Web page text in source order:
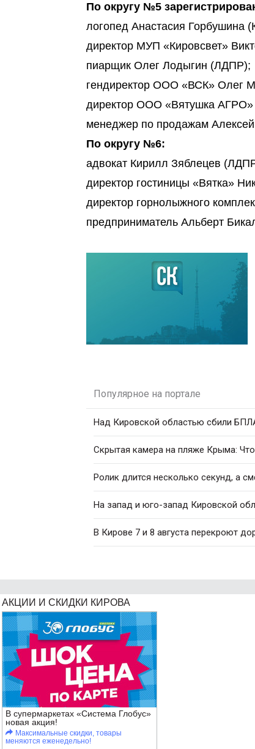
По округу №5
логопед Анастасия Горбушина
директор МУП «Кировсвет»
пиарщик Олег Лодыгин (ЛДПР);
гендиректор ООО «ВСК» Олег
директор ООО «Вятушка
менеджер по продажам
По округу №6:
адвокат Кирилл Зяблецев
директор гостиницы «Вятка»
директор горнолыжного
предприниматель Альберт
Популярное на портале
Над Кировской областью сбили
Скрытая камера на пляже Крыма:
Ролик длится несколько секунд, а
На запад и юго-запад Кировской
В Кирове 7 и 8 августа перекроют
АКЦИИ И СКИДКИ КИРОВА
В супермаркетах «Система Глобус»
новая акция!
Максимальные скидки, товары
меняются еженедельно!